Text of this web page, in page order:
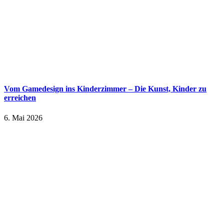
Vom Gamedesign ins Kinderzimmer – Die Kunst, Kinder zu
erreichen
6. Mai 2026